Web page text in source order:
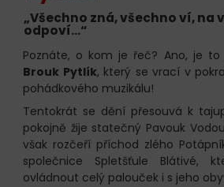
„Všechno zná, všechno ví, na
odpoví...“
Poznáte, o kom je řeč? Ano, je
Brouk Pytlík, který se vrací v
pohádkového muzikálu!
Tentokrát se dění přesouvá k
pokojně žije statečný Pavouk
však rozčeří příchod zlého
společnice Spletšťule Blátivé,
ovládnout celý palouček i s jeho